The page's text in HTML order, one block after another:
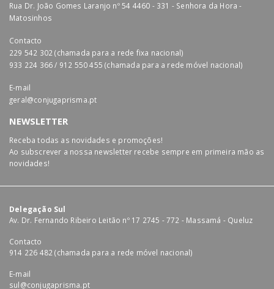
Rua Dr. João Gomes Laranjo nº 54 4460 - 331 - Senhora da Hora -
Matosinhos
Contacto
229 542 302 (chamada para a rede fixa nacional)
933 224 366 / 912 550 455 (chamada para a rede móvel nacional)
E-mail
geral@conjugaprisma.pt
NEWSLETTER
Receba todas as novidades e promoções!
Ao subscrever a nossa newsletter recebe sempre em primeira mão as
novidades!
Delegação Sul
Av. Dr. Fernando Ribeiro Leitão nº 17 2745 - 772 - Massamá - Queluz
Contacto
914 226 482 (chamada para a rede móvel nacional)
E-mail
sul@conjugaprisma.pt